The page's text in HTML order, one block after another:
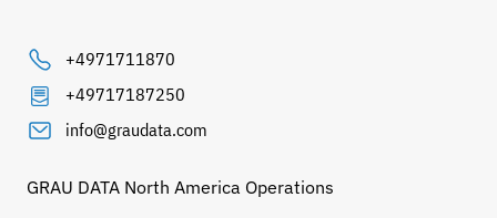
+4971711870
+49717187250
info@graudata.com
GRAU DATA North America Operations